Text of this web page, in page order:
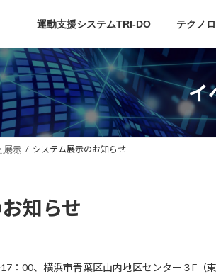
運動支援システムTRI-DO テクノ
イ
展示 システム展示のお知らせ
知らせ
：00、横浜市青葉区山内地区センター３F（